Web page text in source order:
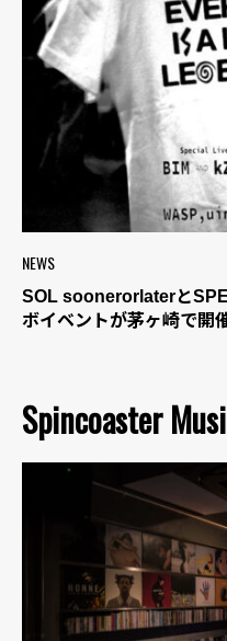
NEWS
SOL soonerorlaterと
ボイベントが茅ヶ崎で開
Spincoaster